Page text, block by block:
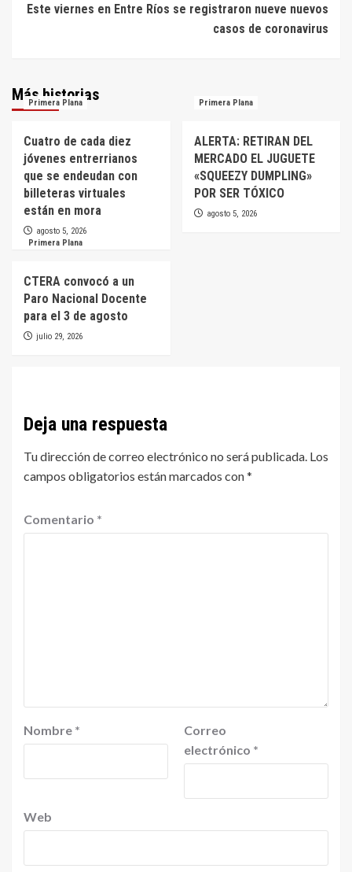
Este viernes en Entre Ríos se registraron nueve nuevos
casos de coronavirus
Más historias
Primera Plana
Cuatro de cada diez
jóvenes entrerrianos
que se endeudan con
billeteras virtuales
están en mora
agosto 5, 2026
Primera Plana
ALERTA: RETIRAN DEL
MERCADO EL JUGUETE
«SQUEEZY DUMPLING»
POR SER TÓXICO
agosto 5, 2026
Primera Plana
CTERA convocó a un
Paro Nacional Docente
para el 3 de agosto
julio 29, 2026
Deja una respuesta
Tu dirección de correo electrónico no será publicada. Los
campos obligatorios están marcados con*
Comentario *
Nombre *
Correo
electrónico *
Web